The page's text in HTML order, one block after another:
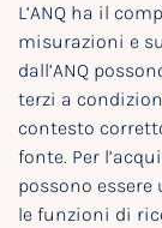
L’ANQ ha il
misurazioni e
dall’ANQ
terzi a
contesto
fonte. Per
possono
le funzioni di